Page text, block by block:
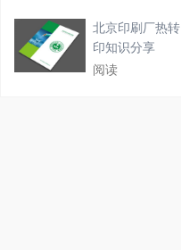
北京印刷厂热转
印知识分享
阅读